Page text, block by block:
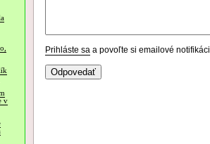
v
Prihláste sa a povoľte si emailové